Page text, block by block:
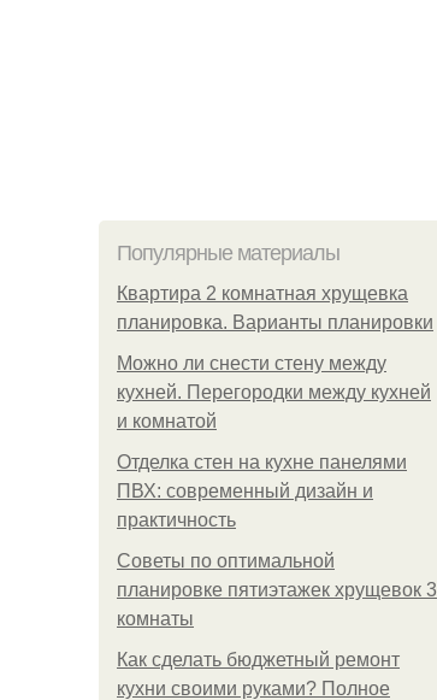
Популярные материалы
Квартира 2 комнатная хрущевка
планировка. Варианты планировки
Можно ли снести стену между
кухней. Перегородки между кухней
и комнатой
Отделка стен на кухне панелями
ПВХ: современный дизайн и
практичность
Советы по оптимальной
планировке пятиэтажек хрущевок 3
комнаты
Как сделать бюджетный ремонт
кухни своими руками? Полное